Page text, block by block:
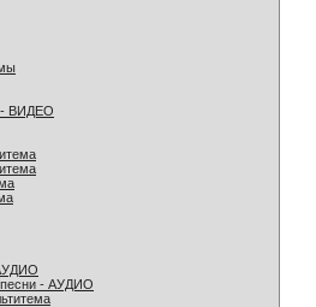
- ВИДЕО
песни - АУДИО